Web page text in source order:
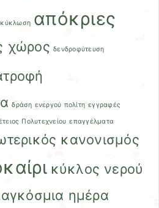
απόκριες
χώρος δενδροφύτευση
δράση ενεργού πολίτη εγγραφές
Πολυτεχνείου επαγγέλματα
κανονισμός
κύκλος νερού
ημέρα